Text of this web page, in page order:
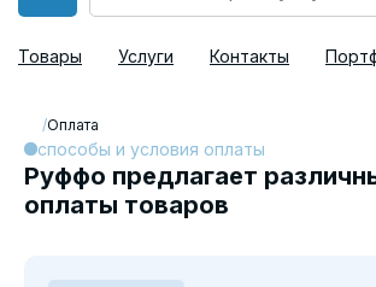
Товары Услуги Контакты
/Оплата
способы и условия оплаты
Руффо предлагает
оплаты товаров